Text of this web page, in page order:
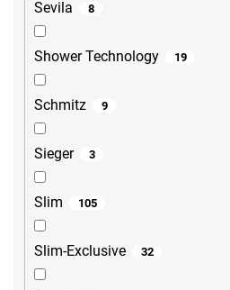
Sevila 8
Shower Technology 19
Schmitz 9
Sieger 3
Slim 105
Slim-Exclusive 32